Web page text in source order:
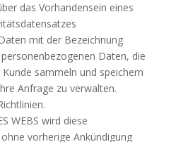
das Vorhandensein eines
mit der Bezeichnung
Daten, die
sammeln und speichern
Anfrage zu verwalten.
WEBS wird diese
vorherige Ankündigung